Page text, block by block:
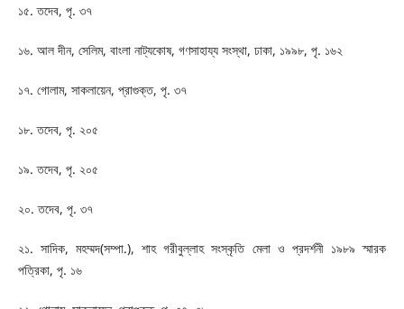
১৫. তদেব, পৃ. ৩৭
১৬. আল দীন, সেলিম, বাংলা নাট্যকোষ, গণসাহায্য সংস্থা, ঢাকা, ১৯৯৮, পৃ. ১৬২
১৭. গোলাম, সাকলায়েন, প্রাগুক্ত, পৃ. ৩৭
১৮. তদেব, পৃ. ২০৫
১৯. তদেব, পৃ. ২০৫
২০. তদেব, পৃ. ৩৭
২১. সাদিক, মহম্মদ(সম্পা.), শাহ গরীবুল্লাহ সংস্কৃতি মেলা ও প্রদর্শনী ১৯৮৯ স্মারক
পত্রিকা, পৃ. ১৬